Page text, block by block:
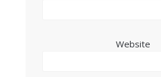
Website